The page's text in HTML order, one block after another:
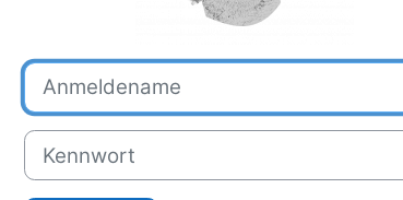
Anmeldename
Kennwort